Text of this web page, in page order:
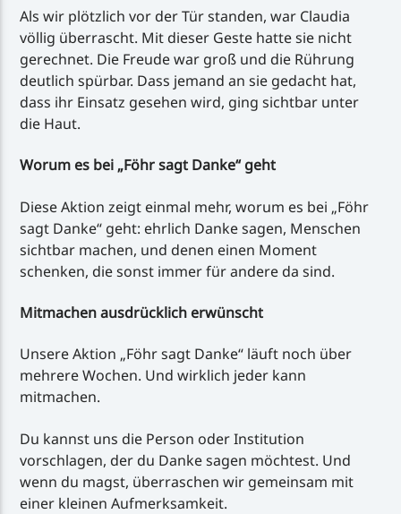
Als wir plötzlich vor der Tür standen, war Claudia
völlig überrascht. Mit dieser Geste hatte sie nicht
gerechnet. Die Freude war groß und die Rührung
deutlich spürbar. Dass jemand an sie gedacht hat,
dass ihr Einsatz gesehen wird, ging sichtbar unter
die Haut.
Worum es bei „Föhr sagt Danke“ geht
Diese Aktion zeigt einmal mehr, worum es bei „Föhr
sagt Danke“ geht: ehrlich Danke sagen, Menschen
sichtbar machen, und denen einen Moment
schenken, die sonst immer für andere da sind.
Mitmachen ausdrücklich erwünscht
Unsere Aktion „Föhr sagt Danke“ läuft noch über
mehrere Wochen. Und wirklich jeder kann
mitmachen.
Du kannst uns die Person oder Institution
vorschlagen, der du Danke sagen möchtest. Und
wenn du magst, überraschen wir gemeinsam mit
einer kleinen Aufmerksamkeit.